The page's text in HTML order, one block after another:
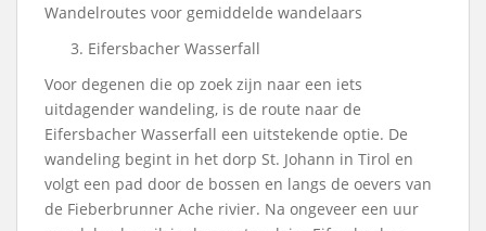
Wandelroutes voor gemiddelde wandelaars
Eifersbacher Wasserfall
Voor degenen die op zoek zijn naar een iets
uitdagender wandeling, is de route naar de
Eifersbacher Wasserfall een uitstekende optie. De
wandeling begint in het dorp St. Johann in Tirol en
volgt een pad door de bossen en langs de oevers van
de Fieberbrunner Ache rivier. Na ongeveer een uur